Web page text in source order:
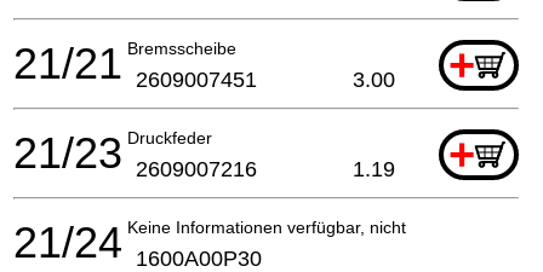
Bremsscheibe +
21/21 2609007451 3.00
Druckfeder +
21/23 2609007216 1.19
Keine Informationen verfügbar, nicht bestellbar
21/24 1600A00P30